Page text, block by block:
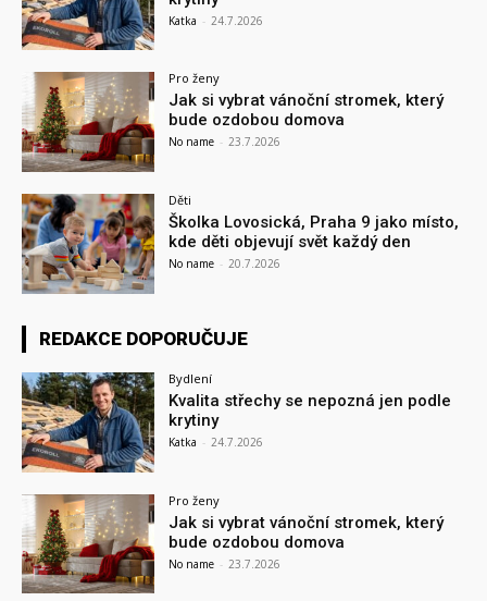
Katka - 24.7.2026
Pro ženy
Jak si vybrat vánoční stromek, který
bude ozdobou domova
No name - 23.7.2026
Děti
Školka Lovosická, Praha 9 jako místo,
kde děti objevují svět každý den
No name - 20.7.2026
REDAKCE DOPORUČUJE
Bydlení
Kvalita střechy se nepozná jen podle
krytiny
Katka - 24.7.2026
Pro ženy
Jak si vybrat vánoční stromek, který
bude ozdobou domova
No name - 23.7.2026